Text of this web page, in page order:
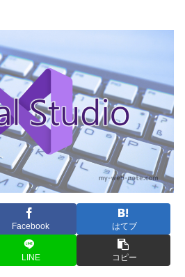
Facebook はてブ
LINE コピー